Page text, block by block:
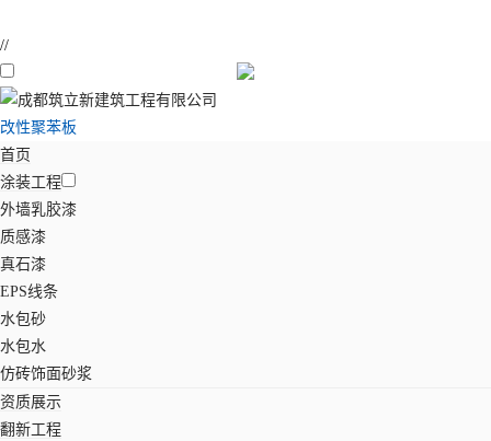
//
改性聚苯板
首页
涂装工程
外墙乳胶漆
质感漆
真石漆
EPS线条
水包砂
水包水
仿砖饰面砂浆
资质展示
翻新工程